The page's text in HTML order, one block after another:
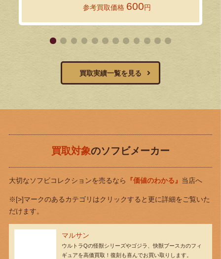
参考買取価格 600円
買取実績一覧を見る
買取対象のソフビメーカー
大切なソフビコレクションを売るなら 『価値のわかる』 当店へ
※[>]マークのあるカテゴリはクリックすると更に詳細をご覧いた
だけます。
マルサン
ウルトラQの怪獣シリーズやゴジラ、快獣ブースカのフィ
ギュアを高価買取！復刻も喜んでお買い取りします。